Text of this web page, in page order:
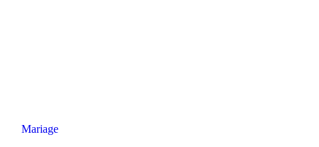
Mariage